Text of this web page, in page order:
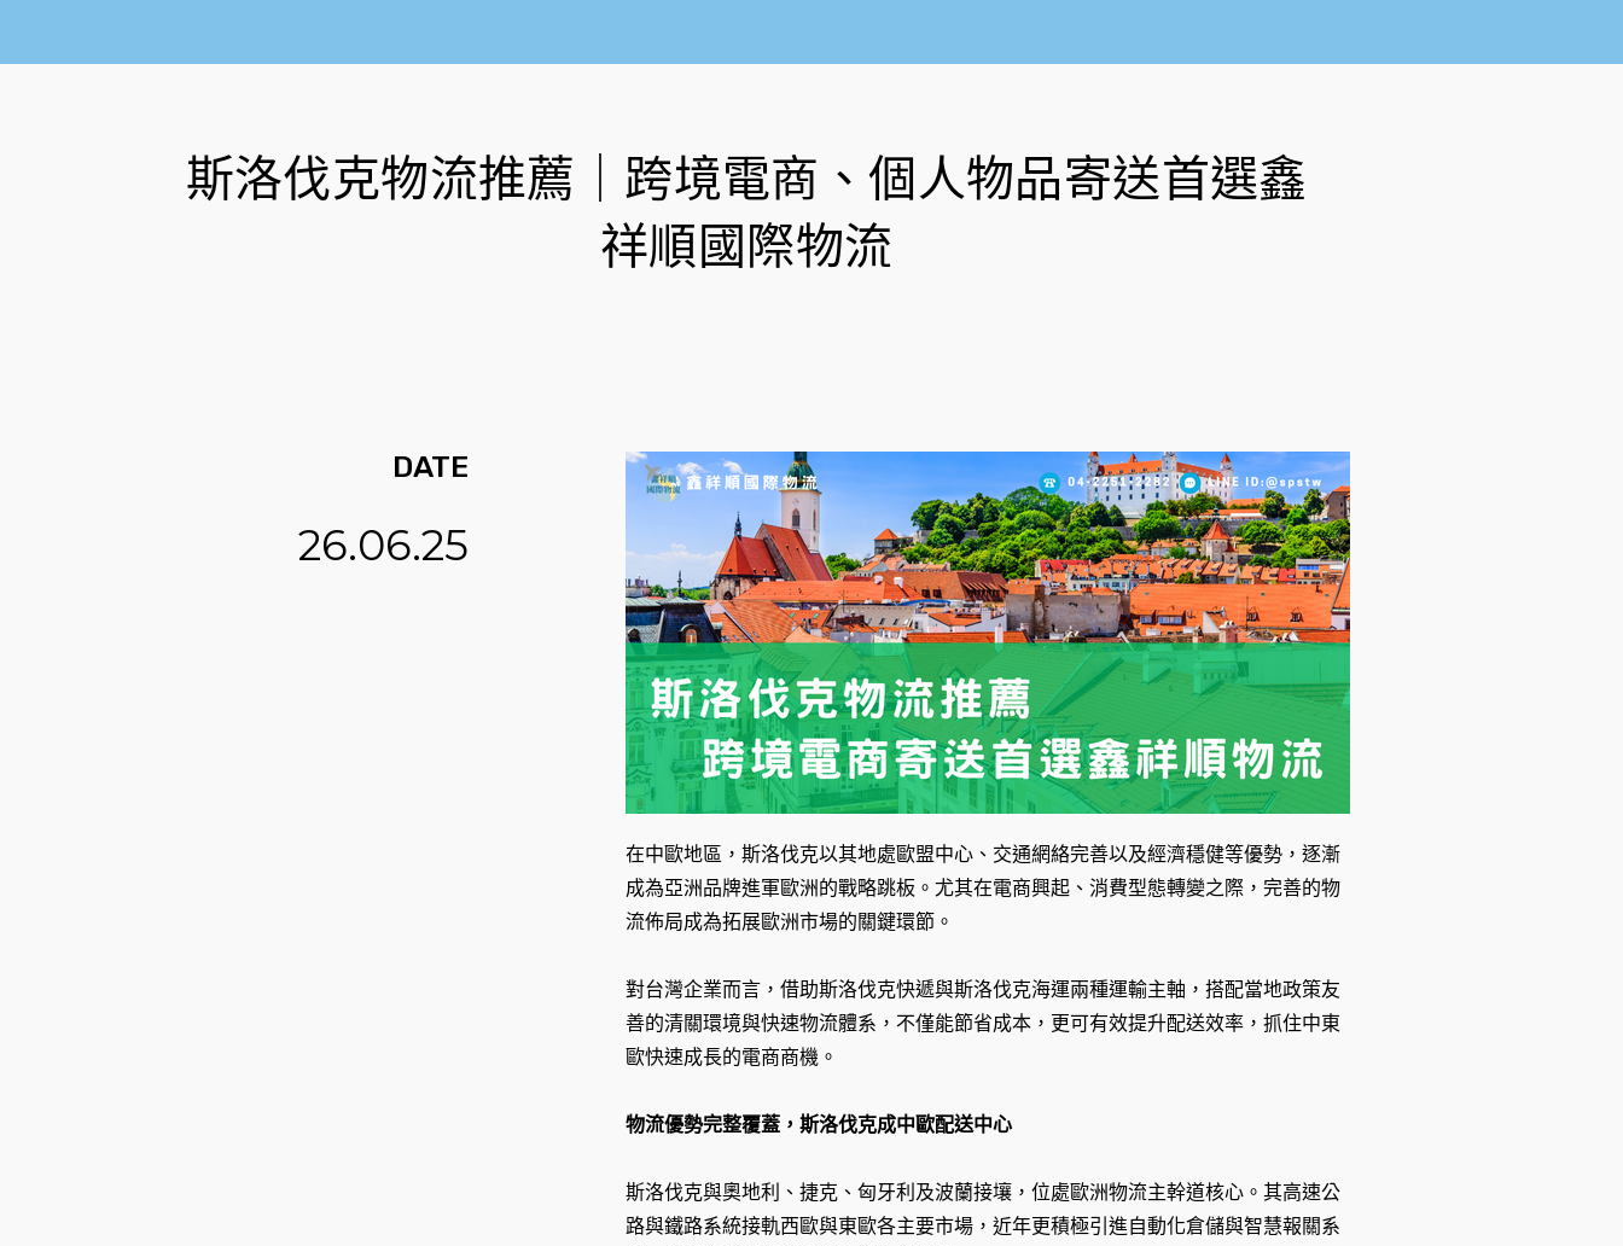
斯洛伐克物流推薦｜跨境電商、個人物品寄送首選鑫
祥順國際物流
DATE
26.06.25
在中歐地區，斯洛伐克以其地處歐盟中心、交通網絡完善以及經濟穩健等優勢，逐漸
成為亞洲品牌進軍歐洲的戰略跳板。尤其在電商興起、消費型態轉變之際，完善的物
流佈局成為拓展歐洲市場的關鍵環節。
對台灣企業而言，借助斯洛伐克快遞與斯洛伐克海運兩種運輸主軸，搭配當地政策友
善的清關環境與快速物流體系，不僅能節省成本，更可有效提升配送效率，抓住中東
歐快速成長的電商商機。
物流優勢完整覆蓋，斯洛伐克成中歐配送中心
斯洛伐克與奧地利、捷克、匈牙利及波蘭接壤，位處歐洲物流主幹道核心。其高速公
路與鐵路系統接軌西歐與東歐各主要市場，近年更積極引進自動化倉儲與智慧報關系